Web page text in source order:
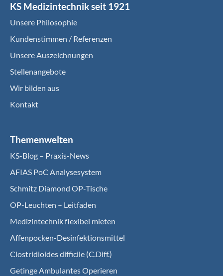
KS Medizintechnik seit 1921
Unsere Philosophie
Kundenstimmen / Referenzen
Unsere Auszeichnungen
Stellenangebote
Wir bilden aus
Kontakt
Themenwelten
KS-Blog – Praxis-News
AFIAS PoC Analysesystem
Schmitz Diamond OP-Tische
OP-Leuchten – Leitfaden
Medizintechnik flexibel mieten
Affenpocken-Desinfektionsmittel
Clostridioides difficile (C.Diff.)
Getinge Ambulantes Operieren